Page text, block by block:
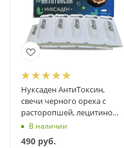
Нуксаден АнтиТоксин,
свечи черного ореха с
расторопшей, лецитином
и экстрактами трав,
Фитэко, 10 шт
В наличии
490 руб.